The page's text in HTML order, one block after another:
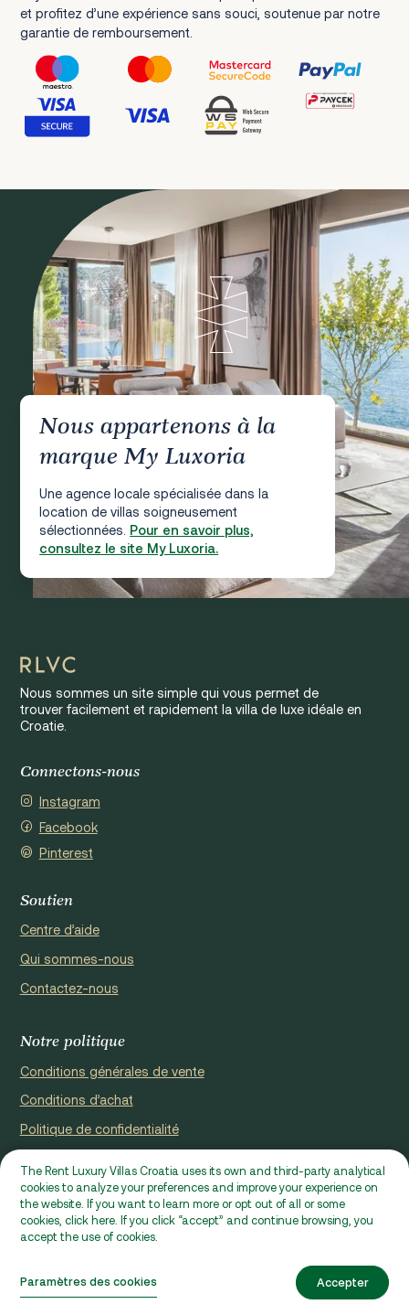
et profitez d’une expérience sans souci, soutenue par notre
garantie de remboursement.
Demande Vérifier la disponibilité
Nous appartenons à la
marque My Luxoria
Une agence locale spécialisée dans la
location de villas soigneusement
sélectionnées. Pour en savoir plus,
consultez le site My Luxoria.
Nous sommes un site simple qui vous permet de
trouver facilement et rapidement la villa de luxe idéale en
Croatie.
Connectons-nous
Instagram
Facebook
Pinterest
Soutien
Centre d’aide
Qui sommes-nous
Contactez-nous
Notre politique
Conditions générales de vente
Conditions d’achat
Politique de confidentialité
Site web enregistré par Domus properties d.o.o., Ćaleta-Cari 53a,
HR - 22000, Croatia | VAT ID: HR97941229837
Ⓒ 2026 RLVC. Tous droits réservés.
Développé par Epic Digital
The Rent Luxury Villas Croatia uses its own and third-party analytical
cookies to analyze your preferences and improve your experience on
the website. If you want to learn more or opt out of all or some
cookies, click here. If you click “accept” and continue browsing, you
accept the use of cookies.
Paramètres des cookies Accepter